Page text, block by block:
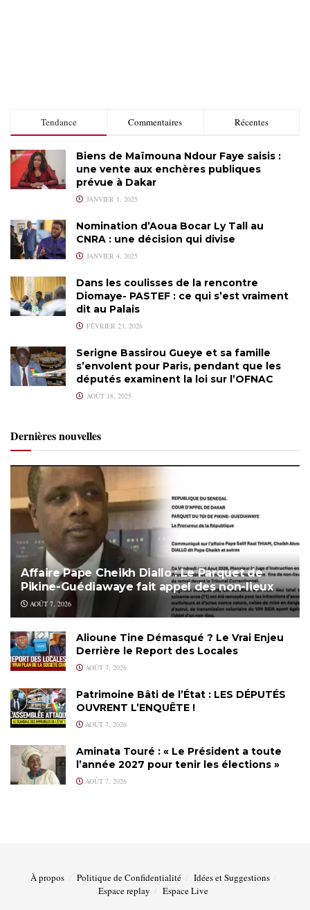
Tendance Commentaires Récentes
Biens de Maïmouna Ndour Faye saisis :
une vente aux enchères publiques
prévue à Dakar
JANVIER 1, 2025
Nomination d’Aoua Bocar Ly Tall au
CNRA : une décision qui divise
JANVIER 4, 2025
Dans les coulisses de la rencontre
Diomaye- PASTEF : ce qui s’est vraiment
dit au Palais
FÉVRIER 23, 2026
Serigne Bassirou Gueye et sa famille
s’envolent pour Paris, pendant que les
députés examinent la loi sur l’OFNAC
AOÛT 18, 2025
Dernières nouvelles
Affaire Pape Cheikh Diallo : Le Parquet de
Pikine-Guédiawaye fait appel des non-lieux
AOÛT 7, 2026
Alioune Tine Démasqué ? Le Vrai Enjeu
Derrière le Report des Locales
AOÛT 7, 2026
Patrimoine Bâti de l’État : LES DÉPUTÉS
OUVRENT L’ENQUÊTE !
AOÛT 7, 2026
Aminata Touré : « Le Président a toute
l’année 2027 pour tenir les élections »
AOÛT 7, 2026
À propos Politique de Confidentialité
Idées et Suggestions
Espace replay
Espace Live